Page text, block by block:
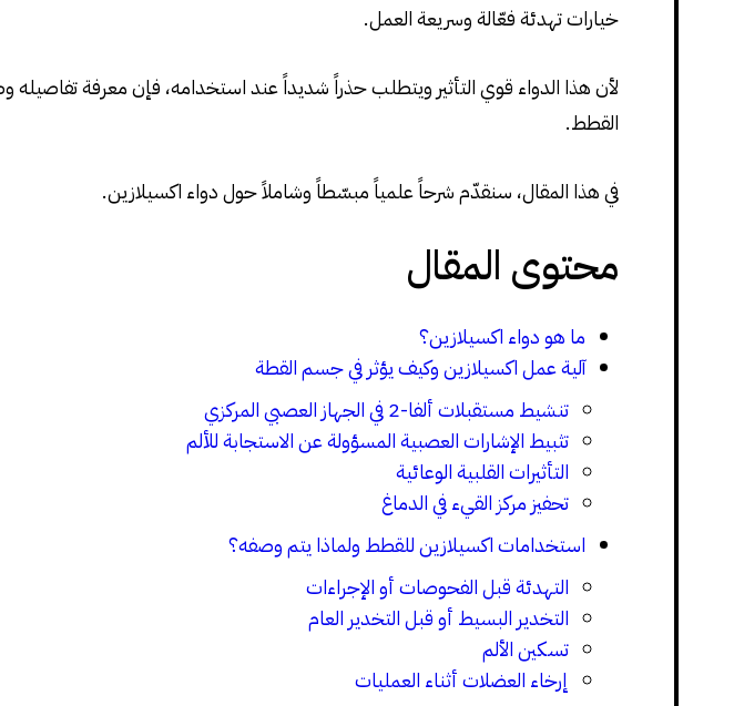
خيارات تهدئة فعّالة وسريعة العمل.
لأن هذا الدواء قوي التأثير ويتطلب حذراً شديداً عند استخدامه، فإن معرفة
القطط.
في هذا المقال، سنقدّم شرحاً علمياً مبسّطاً وشاملاً حول دواء اكسيلازين.
محتوى المقال
ما هو دواء اكسيلازين؟
آلية عمل اكسيلازين وكيف يؤثر في جسم القطة
تنشيط مستقبلات ألفا-2 في الجهاز العصبي المركزي
تثبيط الإشارات العصبية المسؤولة عن الاستجابة للألم
التأثيرات القلبية الوعائية
تحفيز مركز القيء في الدماغ
استخدامات اكسيلازين للقطط ولماذا يتم وصفه؟
التهدئة قبل الفحوصات أو الإجراءات
التخدير البسيط أو قبل التخدير العام
تسكين الألم
إرخاء العضلات أثناء العمليات